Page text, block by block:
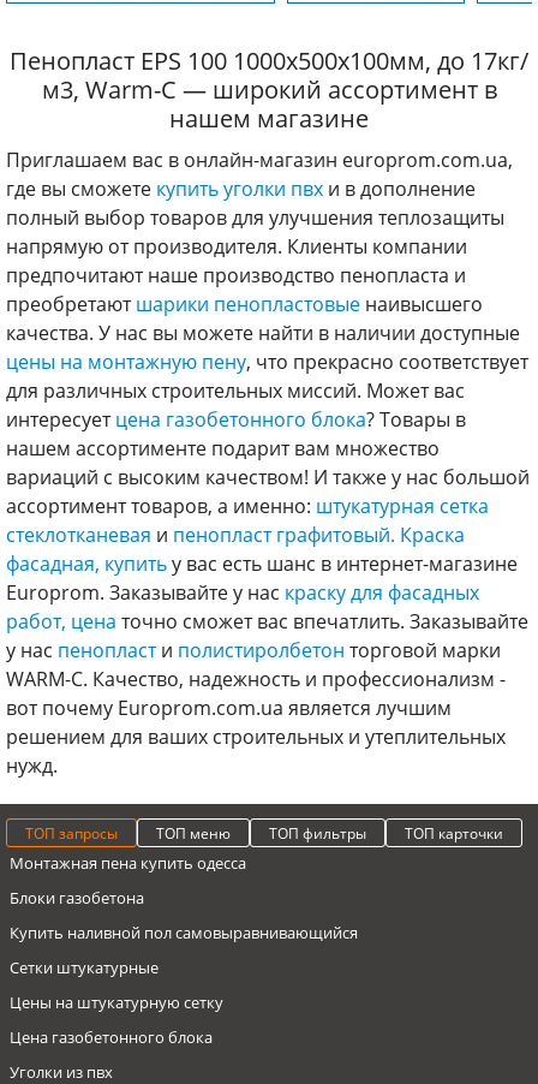
Пенопласт EPS 100 1000х500х100мм, до 17кг/
м3, Warm-C — широкий ассортимент в
нашем магазине
Приглашаем вас в онлайн-магазин europrom.com.ua,
где вы сможете купить уголки пвх и в дополнение
полный выбор товаров для улучшения теплозащиты
напрямую от производителя. Клиенты компании
предпочитают наше производство пенопласта и
преобретаютшарики пенопластовые наивысшего
качества. У нас вы можете найти в наличии доступные
цены на монтажную пену, что прекрасно соответствует
для различных строительных миссий. Может вас
интересуетцена газобетонного блока? Товары в
нашем ассортименте подарит вам множество
вариаций с высоким качеством! И также у нас большой
ассортимент товаров, а именно: штукатурная сетка
стеклотканевая и пенопласт графитовый. Краска
фасадная, купитьу вас есть шанс в интернет-магазине
Europrom. Заказывайте у нас краску для фасадных
работ, цена точно сможет вас впечатлить. Заказывайте
у нас пенопласти полистиролбетон торговой марки
WARM-C. Качество, надежность и профессионализм -
вот почему Europrom.com.ua является лучшим
решением для ваших строительных и утеплительных
нужд.
ТОП запросы ТОП меню ТОП фильтры ТОП карточки
Монтажная пена купить одесса
Блоки газобетона
Купить наливной пол самовыравнивающийся
Сетки штукатурные
Цены на штукатурную сетку
Цена газобетонного блока
Уголки из пвх